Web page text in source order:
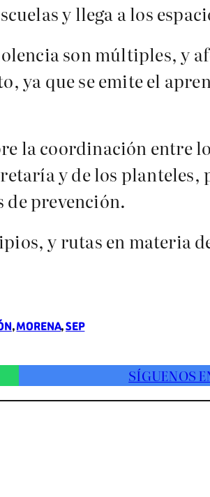
y llega a los
son múltiples, y
ya que se emite el
la coordinación entre
y de los
prevención.
y rutas en materia
, MORENA, SEP
SÍGUENOS